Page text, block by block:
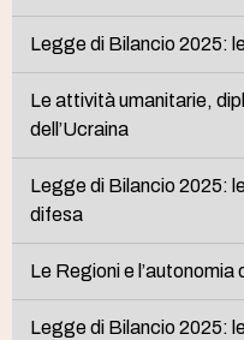
Legge di Bilancio 2025:
Le attività umanitarie,
dell’Ucraina
Legge di Bilancio 2025:
difesa
Le Regioni e
Legge di Bilancio 2025: